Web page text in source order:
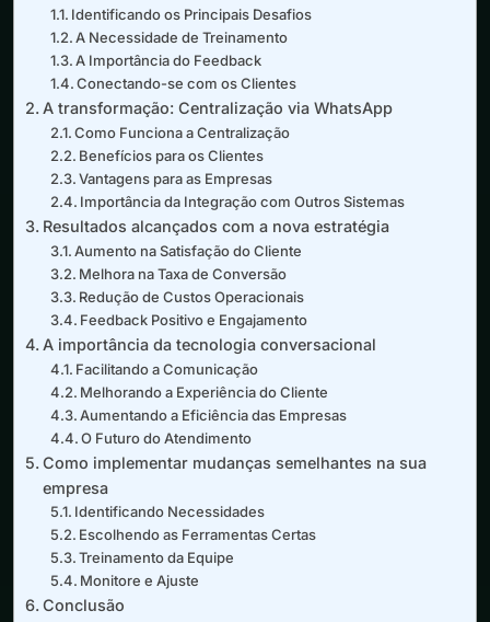
Identificando os Principais Desafios
A Necessidade de Treinamento
A Importância do Feedback
Conectando-se com os Clientes
A transformação: Centralização via WhatsApp
Como Funciona a Centralização
Benefícios para os Clientes
Vantagens para as Empresas
Importância da Integração com Outros Sistemas
Resultados alcançados com a nova estratégia
Aumento na Satisfação do Cliente
Melhora na Taxa de Conversão
Redução de Custos Operacionais
Feedback Positivo e Engajamento
A importância da tecnologia conversacional
Facilitando a Comunicação
Melhorando a Experiência do Cliente
Aumentando a Eficiência das Empresas
O Futuro do Atendimento
Como implementar mudanças semelhantes na sua
empresa
Identificando Necessidades
Escolhendo as Ferramentas Certas
Treinamento da Equipe
Monitore e Ajuste
Conclusão